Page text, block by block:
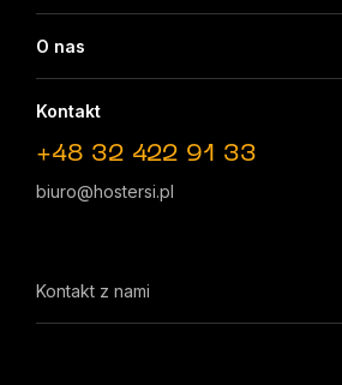
O nas
Kontakt
+48 32 422 91 33
biuro@hostersi.pl
Kontakt z nami